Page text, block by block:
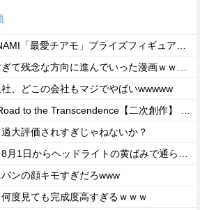
社、どこの会社もマジでやばいwwwww
大評価されすぎじゃねないか？
バンの顔キモすぎだろwww
度見ても完成度高すぎるｗｗｗ